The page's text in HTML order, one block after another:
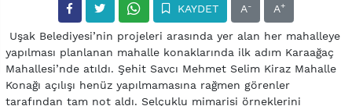
KAYDET A- A+
Uşak Belediyesi’nin projeleri arasında yer alan her mahalleye
yapılması planlanan mahalle konaklarında ilk adım Karaağaç
Mahallesi’nde atıldı. Şehit Savcı Mehmet Selim Kiraz Mahalle
Konağı açılışı henüz yapılmamasına rağmen görenler
tarafından tam not aldı. Selçuklu mimarisi örneklerini